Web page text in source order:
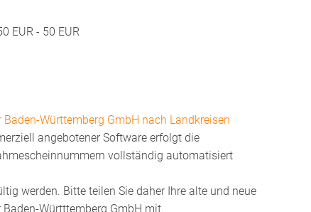
EUR - 50 EUR
Württemberg GmbH nach Landkreisen
angebotener Software erfolgt die
vollständig automatisiert
werden. Bitte teilen Sie daher Ihre alte und neue
Württtemberg GmbH mit.